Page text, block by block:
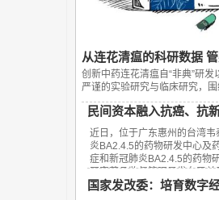
从连花清瘟的科研数据
创新中药连花清瘟自“非典”研发
严谨的实验研究与临床研究，
民间资本融入抗癌、抗
近日，位于广东惠州的台湾
炎BA2.4.5的药物研发中心及
症和新冠肺炎BA2.4.5的药物
国家药品监督管理局发布了关
国家发改委：培育数字